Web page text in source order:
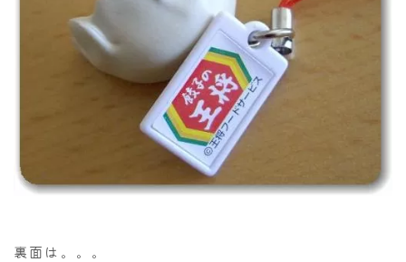
裏面は。。。